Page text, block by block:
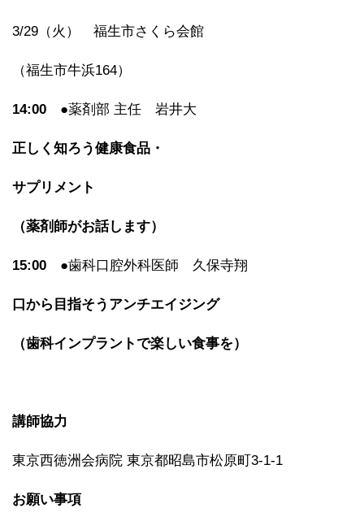
3/29（火） 福生市さくら会館
（福生市牛浜164）
14:00 ●薬剤部 主任 岩井大
正しく知ろう健康食品・
サプリメント
（薬剤師がお話します）
15:00 ●歯科口腔外科医師 久保寺翔
口から目指そうアンチエイジング
（歯科インプラントで楽しい食事を）
講師協力
東京西徳洲会病院 東京都昭島市松原町3-1-1
お願い事項